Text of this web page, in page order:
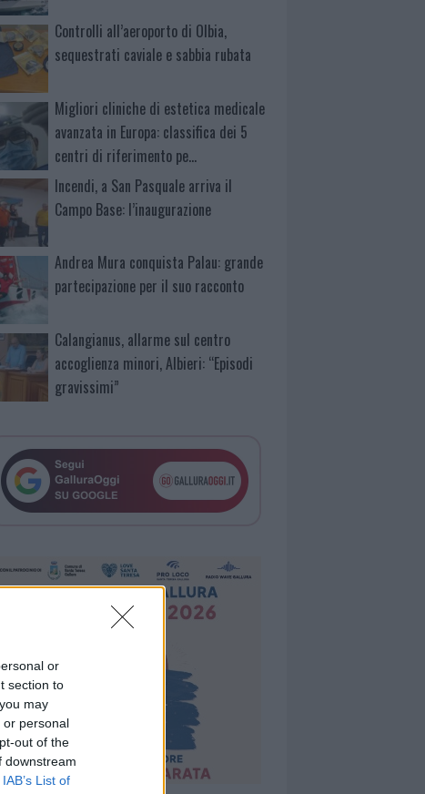
or
section to
may
or personal
out of the
downstream
IAB’s List of
Controlli all’aeroporto di Olbia,
sequestrati caviale e sabbia rubata
Migliori cliniche di estetica medicale
avanzata in Europa: classifica dei 5
centri di riferimento pe…
Incendi, a San Pasquale arriva il
Campo Base: l’inaugurazione
Andrea Mura conquista Palau: grande
partecipazione per il suo racconto
Calangianus, allarme sul centro
accoglienza minori, Albieri: “Episodi
gravissimi”